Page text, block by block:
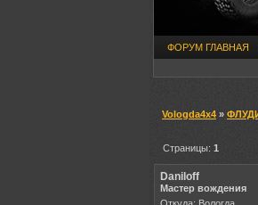
ФОРУМ ГЛАВНАЯ
Vologda4x4 »
Страницы:1
Daniloff
Мастер вождения